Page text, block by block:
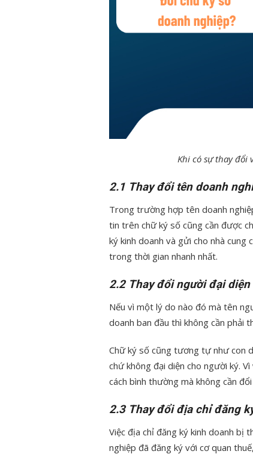
Khi có sự thay đổi
2.1 Thay đổi tên doanh
Trong trường hợp tên doanh
tin trên chữ ký số cũng cần được
ký kinh doanh và gửi cho nhà
trong thời gian nhanh nhất.
2.2 Thay đổi người đại
Nếu vì một lý do nào đó mà tên
doanh ban đầu thì không cần phải
Chữ ký số cũng tương tự như con
chứ không đại diện cho người ký.
cách bình thường mà không cần
2.3 Thay đổi địa chỉ đăng
Việc địa chỉ đăng ký kinh doanh bị
nghiệp đã đăng ký với cơ quan